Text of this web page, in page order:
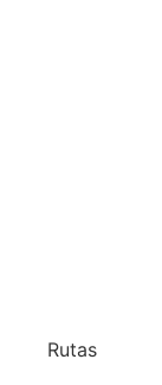
Rutas